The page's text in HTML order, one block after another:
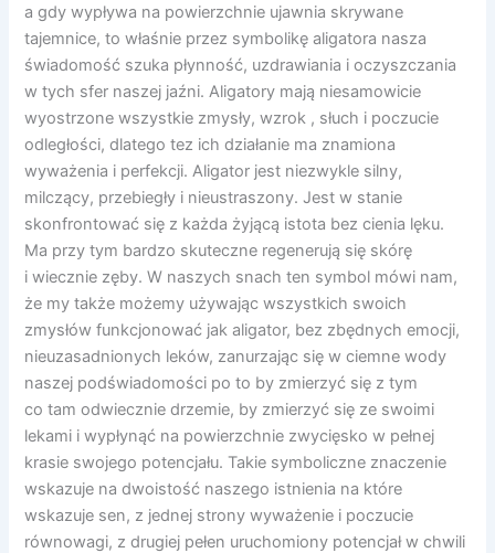
a gdy wypływa na powierzchnie ujawnia skrywane
tajemnice, to właśnie przez symbolikę aligatora nasza
świadomość szuka płynność, uzdrawiania i oczyszczania
w tych sfer naszej jaźni. Aligatory mają niesamowicie
wyostrzone wszystkie zmysły, wzrok , słuch i poczucie
odległości, dlatego tez ich działanie ma znamiona
wyważenia i perfekcji. Aligator jest niezwykle silny,
milczący, przebiegły i nieustraszony. Jest w stanie
skonfrontować się z każda żyjącą istota bez cienia lęku.
Ma przy tym bardzo skuteczne regenerują się skórę
i wiecznie zęby. W naszych snach ten symbol mówi nam,
że my także możemy używając wszystkich swoich
zmysłów funkcjonować jak aligator, bez zbędnych emocji,
nieuzasadnionych leków, zanurzając się w ciemne wody
naszej podświadomości po to by zmierzyć się z tym
co tam odwiecznie drzemie, by zmierzyć się ze swoimi
lekami i wypłynąć na powierzchnie zwycięsko w pełnej
krasie swojego potencjału. Takie symboliczne znaczenie
wskazuje na dwoistość naszego istnienia na które
wskazuje sen, z jednej strony wyważenie i poczucie
równowagi, z drugiej pełen uruchomiony potencjał w chwili